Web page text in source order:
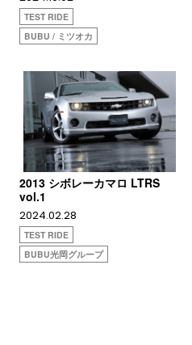
TEST RIDE
BUBU / ミツオカ
2013 シボレーカマロ LTRS
vol.1
2024.02.28
TEST RIDE
BUBU光岡グループ